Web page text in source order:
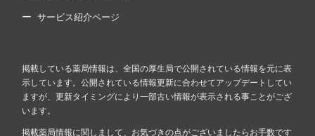
サービス紹介ページ
掲載している薬局情報は、全国の厚生局で公開されている情報を元に表
示しています。公開されている情報更新に合わせてアップデートしてい
ますが、更新タイミングにより一部古い情報が表示される事ことがござ
います。
掲載薬局情報に関しまして、お気づきの点がございましたらお手数です